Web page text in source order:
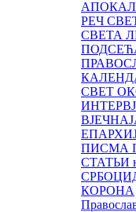
РЕЧ
СВЕТА
СВЕТ
ПИСМА
СТАТЬИ
КОРОНА